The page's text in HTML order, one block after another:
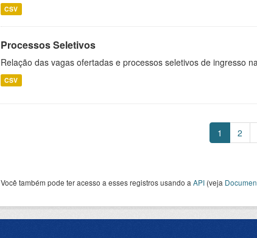
CSV
Processos Seletivos
Relação das vagas ofertadas e processos seletivos de ingresso
CSV
1 2
Você também pode ter acesso a esses registros usando a API (veja